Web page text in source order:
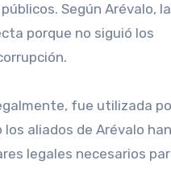
Según Arévalo, la
porque no siguió los
fue utilizada
aliados de Arévalo han
legales necesarios